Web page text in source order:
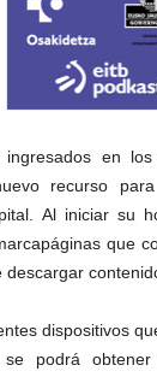
en los
recurso
Al iniciar su
que
descargar
dispositivos
se podrá